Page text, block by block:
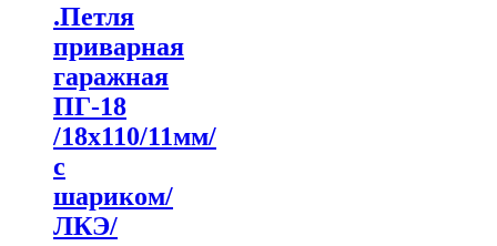
.Петля
приварная
гаражная
ПГ-18
/18х110/11мм/
с
шариком/
ЛКЭ/